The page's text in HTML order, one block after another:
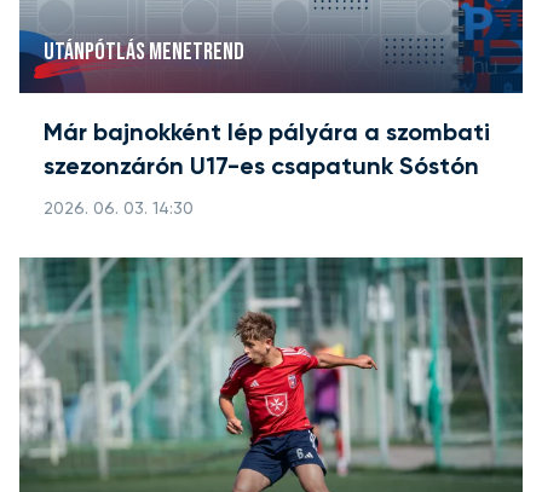
UTÁNPÓTLÁS MENETREND
Már bajnokként lép pályára a szombati
szezonzárón U17-es csapatunk Sóstón
2026. 06. 03. 14:30